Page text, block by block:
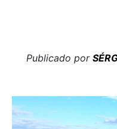
Publicado por